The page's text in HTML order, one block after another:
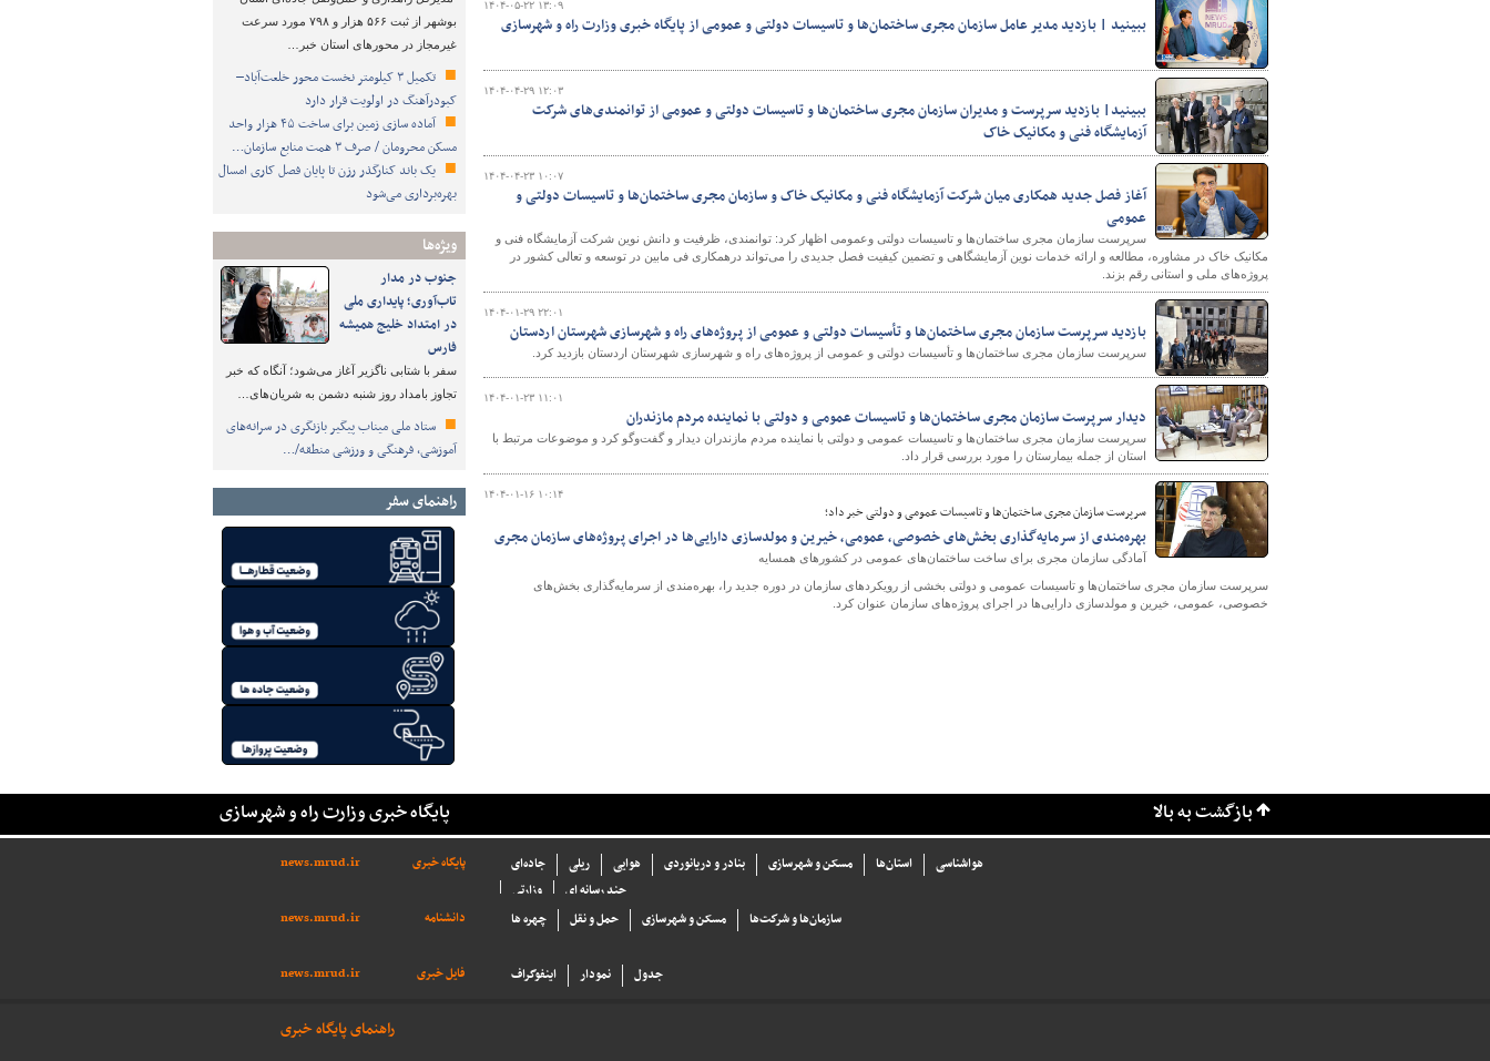
شهرسازی
بوشهر از ثبت ۵۶۶ هزار و ۷۹۸ مورد سرعت
غیرمجاز در محورهای استان خبر…
تکمیل ۳ کیلومتر نخست محور خلعت‌آباد–
کبودرآهنگ در اولویت قرار دارد
آماده سازی زمین برای ساخت ۴۵ هزار واحد
مسکن محرومان / صرف ۳ همت منابع سازمان…
یک باند کنارگذر رزن تا پایان فصل کاری امسال
بهره‌برداری می‌شود
ویژه‌ها
جنوب در مدار
تاب‌آوری؛ پایداری ملی
در امتداد خلیج همیشه
فارس
سفر با شتابی ناگزیر آغاز می‌شود؛ آنگاه که خبر
تجاوز بامداد روز شنبه دشمن به شریان‌های…
ستاد ملی میناب پیگیر بازنگری در سرانه‌های
آموزشی، فرهنگی و ورزشی منطقه/…
راهنمای سفر
۱۴۰۴-۰۵-۲۲ ۱۳:۰۹
ببینید | بازدید مدیر عامل سازمان مجری ساختمان‌ها و تاسیسات دولتی و عمومی از پایگاه خبری وزارت راه و شهرسازی
۱۴۰۴-۰۴-۲۹ ۱۲:۰۳
ببینید| بازدید سرپرست و مدیران سازمان مجری ساختمان‌ها و تاسیسات دولتی و عمومی از توانمندی‌های شرکت
آزمایشگاه فنی و مکانیک خاک
۱۴۰۴-۰۴-۲۳ ۱۰:۰۷
آغاز فصل جدید همکاری‌ میان شرکت آزمایشگاه فنی و مکانیک خاک و سازمان مجری ساختمان‌ها و تاسیسات دولتی و
عمومی
سرپرست سازمان مجری ساختمان‌ها و تاسیسات دولتی وعمومی اظهار کرد: توانمندی،‌ ظرفیت و دانش نوین شرکت آزمایشگاه فنی و
مکانیک خاک در مشاوره‌، مطالعه و ارائه خدمات نوین آزمایشگاهی و تضمین کیفیت فصل جدیدی را می‌تواند درهمکاری فی مابین در توسعه و تعالی کشور در
پروژه‌های ملی و استانی رقم بزند.
۱۴۰۴-۰۱-۲۹ ۲۲:۰۱
بازدید سرپرست سازمان مجری ساختمان‌ها و تأسیسات دولتی و عمومی از پروژه‌های راه و شهرسازی شهرستان اردستان
سرپرست سازمان مجری ساختمان‌ها و تأسیسات دولتی و عمومی از پروژه‌های راه و شهرسازی شهرستان اردستان بازدید کرد.
۱۴۰۴-۰۱-۲۳ ۱۱:۰۱
دیدار سرپرست سازمان مجری ساختمان‌ها و تاسیسات عمومی و دولتی با نماینده مردم مازندران
سرپرست سازمان مجری ساختمان‌ها و تاسیسات عمومی و دولتی با نماینده مردم مازندران دیدار و گفت‌وگو کرد و موضوعات مرتبط با
استان از جمله بیمارستان را مورد بررسی قرار داد.
۱۴۰۴-۰۱-۱۶ ۱۰:۱۴
سرپرست سازمان مجری ساختمان‌ها و تاسیسات عمومی و دولتی خبر داد؛
بهره‌مندی از سرمایه‌گذاری بخش‌های خصوصی، عمومی، خیرین و مولدسازی دارایی‌ها در اجرای پروژه‌های سازمان مجری
آمادگی سازمان مجری برای ساخت ساختمان‌های عمومی در کشورهای همسایه
سرپرست سازمان مجری ساختمان‌ها و تاسیسات عمومی و دولتی بخشی از رویکردهای سازمان در دوره جدید را، بهره‌مندی از سرمایه‌گذاری بخش‌های
خصوصی، عمومی، خیرین و مولدسازی دارایی‌ها در اجرای پروژه‌های سازمان عنوان کرد.
پایگاه خبری وزارت راه و شهرسازی بازگشت به بالا
پایگاه خبری news.mrud.ir جاده‌ای ریلی هوایی بنادر و دریانوردی مسکن و شهرسازی استان‌ها
هواشناسی
وزارتی
چند رسانه ای
دانشنامه
news.mrud.ir چهره ها حمل و نقل مسکن و شهرسازی سازما‌ن‌ها و شركت‌ها
فایل خبری news.mrud.ir اینفوگراف نمودار جدول
راهنمای پایگاه خبری